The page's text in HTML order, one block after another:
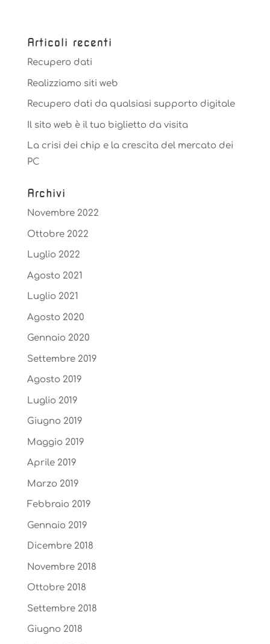
Articoli recenti
Recupero dati
Realizziamo siti web
Recupero dati da qualsiasi supporto digitale
Il sito web è il tuo biglietto da visita
La crisi dei chip e la crescita del mercato dei
PC
Archivi
Novembre 2022
Ottobre 2022
Luglio 2022
Agosto 2021
Luglio 2021
Agosto 2020
Gennaio 2020
Settembre 2019
Agosto 2019
Luglio 2019
Giugno 2019
Maggio 2019
Aprile 2019
Marzo 2019
Febbraio 2019
Gennaio 2019
Dicembre 2018
Novembre 2018
Ottobre 2018
Settembre 2018
Giugno 2018